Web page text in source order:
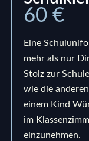
60 €
Eine
mehr als nur
Stolz zur
wie die
einem Kind
im
einzunehmen.